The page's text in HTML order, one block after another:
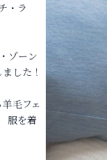
・ラ
ゾーン
した！
毛フェ
服を着